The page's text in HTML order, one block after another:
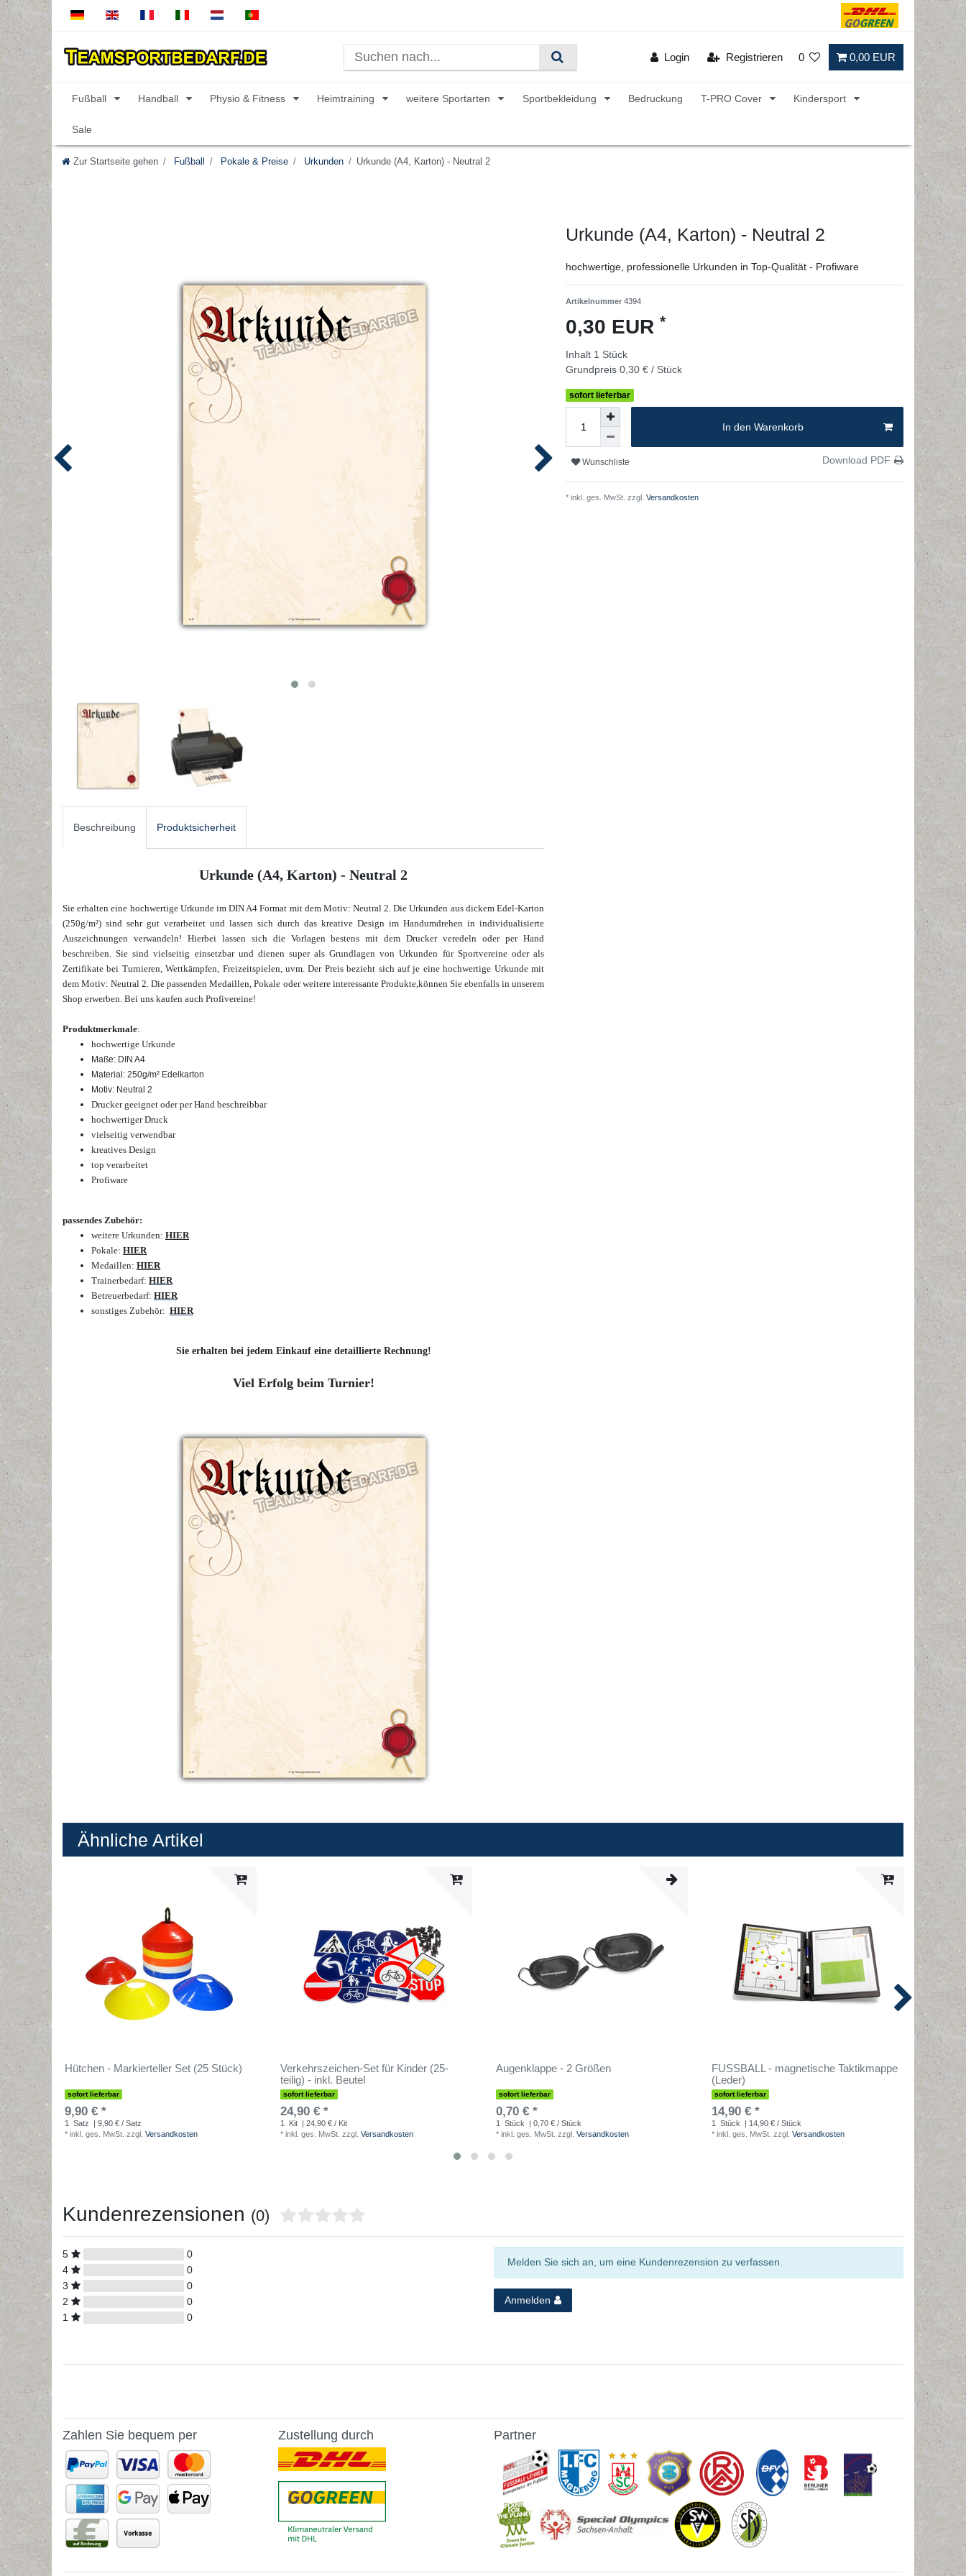
Login Registrieren 0 0,00 EUR
Fußball Handball Physio & Fitness Heimtraining weitere Sportarten Sportbekleidung Bedruckung T-PRO Cover Kindersport
Sale
Zur Startseite gehen Fußball Pokale & Preise Urkunden Urkunde (A4, Karton) - Neutral 2
Beschreibung Produktsicherheit
Urkunde (A4, Karton) - Neutral 2
Sie erhalten eine hochwertige Urkunde im DIN A4 Format mit dem Motiv: Neutral 2. Die Urkunden aus dickem Edel-Karton
(250g/m²) sind sehr gut verarbeitet und lassen sich durch das kreative Design im Handumdrehen in individualisierte
Auszeichnungen verwandeln! Hierbei lassen sich die Vorlagen bestens mit dem Drucker veredeln oder per Hand
beschreiben. Sie sind vielseitig einsetzbar und dienen super als Grundlagen von Urkunden für Sportvereine oder als
Zertifikate bei Turnieren, Wettkämpfen, Freizeitspielen, uvm.Der Preis bezieht sich auf je eine hochwertige Urkunde mit
dem Motiv: Neutral 2. Die passenden Medaillen, Pokale oder weitere interessante Produkte,können Sie ebenfalls in unserem
Shop erwerben. Bei uns kaufen auch Profivereine!
Produktmerkmale:
hochwertige Urkunde
Maße: DIN A4
Material: 250g/m² Edelkarton
Motiv: Neutral 2
Drucker geeignet oder per Hand beschreibbar
hochwertiger Druck
vielseitig verwendbar
kreatives Design
top verarbeitet
Profiware
passendes Zubehör:
weitere Urkunden: HIER
Pokale: HIER
Medaillen: HIER
Trainerbedarf: HIER
Betreuerbedarf: HIER
sonstiges Zubehör: HIER
Sie erhalten bei jedem Einkauf eine detaillierte Rechnung!
Viel Erfolg beim Turnier!
Urkunde (A4, Karton) - Neutral 2
hochwertige, professionelle Urkunden in Top-Qualität - Profiware
Artikelnummer 4394
0,30 EUR *
Inhalt 1 Stück
Grundpreis 0,30 € / Stück
sofort lieferbar
In den Warenkorb
Wunschliste Download PDF
* inkl. ges. MwSt. zzgl. Versandkosten
Ähnliche Artikel
Hütchen - Markierteller Set (25 Stück)
sofort lieferbar
9,90 € *
1 Satz
| 9,90 € / Satz
* inkl. ges. MwSt. zzgl. Versandkosten
Verkehrszeichen-Set für Kinder (25-
teilig) - inkl. Beutel
sofort lieferbar
24,90 € *
1 Kit
| 24,90 € / Kit
* inkl. ges. MwSt. zzgl. Versandkosten
Augenklappe - 2 Größen
sofort lieferbar
0,70 € *
1 Stück
| 0,70 € / Stück
* inkl. ges. MwSt. zzgl. Versandkosten
FUSSBALL - magnetische Taktikmappe
(Leder)
sofort lieferbar
14,90 € *
1 Stück
| 14,90 € / Stück
* inkl. ges. MwSt. zzgl. Versandkosten
Mini-
0,65 €
Stück
Kundenrezensionen (0)
5
0
4
0
3
0
2
0
1
0
Melden Sie sich an, um eine Kundenrezension zu verfassen.
Anmelden
Zahlen Sie bequem per Zustellung durch Partner